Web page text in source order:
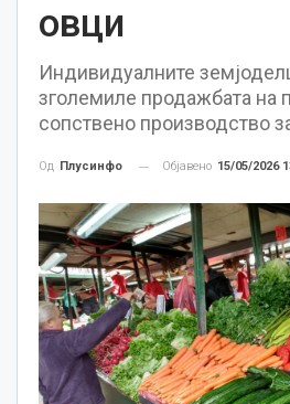
овци
Индивидуалните
зголемиле продажбата на
сопствено производство
Од Плусинфо Објавено 15/05/2026